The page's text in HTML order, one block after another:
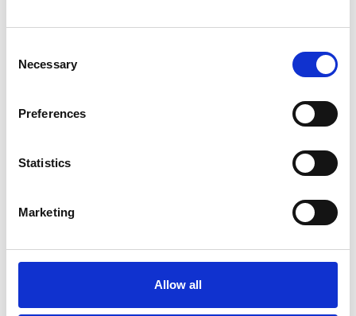
Selection
Necessary
Preferences
Statistics
Marketing
Allow all
31 Luglio 2026
14% di Pirelli
Camic e Soci